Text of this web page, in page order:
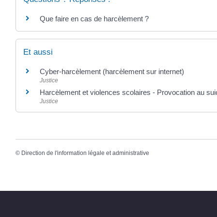
Que faire en cas de harcèlement ?
Et aussi
Cyber-harcèlement (harcèlement sur internet)
Justice
Harcèlement et violences scolaires - Provocation au
Justice
© Direction de l'information légale et administrative